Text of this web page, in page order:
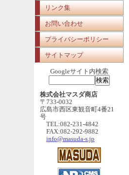
リンク集
お問い合わせ
プライバシーポリシー
サイトマップ
Googleサイト内検索
株式会社マスダ商店
〒733-0032
広島市西区東観音町4番21
号
TEL:082-231-4842
FAX:082-292-9882
info@masuda-s.jp